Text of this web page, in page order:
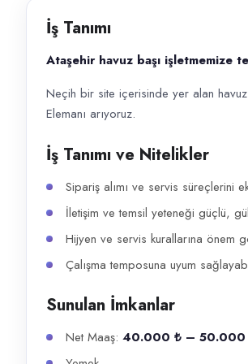
Başvuru kanalları
İlan açıklaması
Ataşehir havuz başı işletmemize tecrübeli
İş Tanımı
Ataşehir havuz başı işletmemize
Neçih bir site içerisinde yer alan
Elemanı arıyoruz.
İş Tanımı ve Nitelikler
Sipariş alımı ve servis süreçlerini
İletişim ve temsil yeteneği güçlü,
Hijyen ve servis kurallarına önem
Çalışma temposuna uyum
Sunulan İmkanlar
Net Maaş: 40.000 ₺ – 50.000